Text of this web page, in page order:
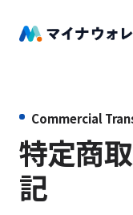
Commercial
特定商
記